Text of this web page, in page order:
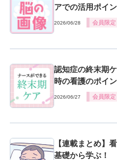
アでの活用ポイ
2026/06/28 会員限定
認知症の終末期
時の看護のポイ
2026/06/27 会員限定
【連載まとめ】
基礎から学ぶ！